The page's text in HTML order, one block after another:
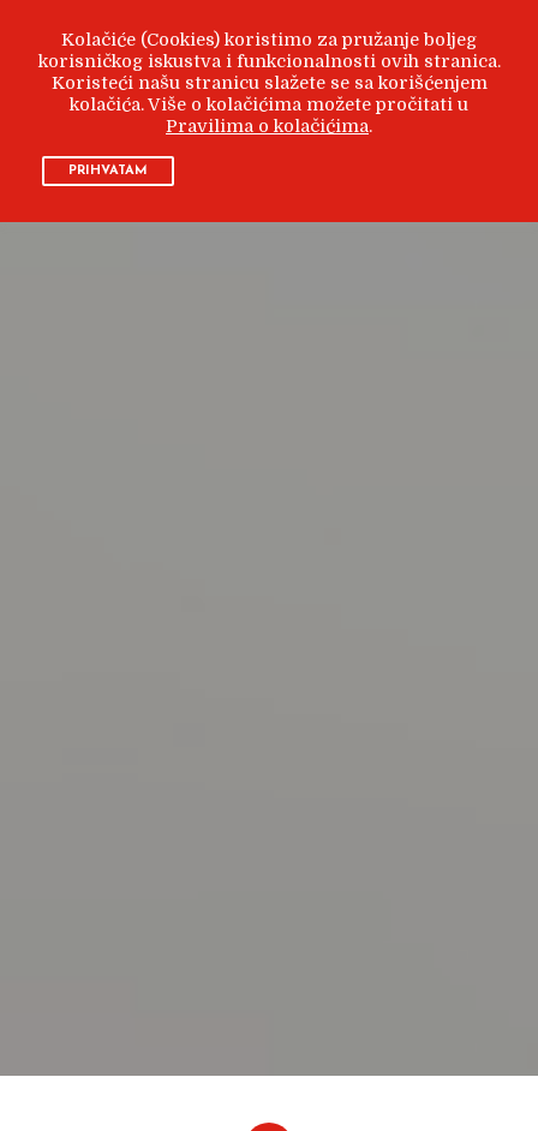
Kolačiće (Cookies) koristimo za pružanje boljeg
korisničkog iskustva i funkcionalnosti ovih stranica.
Koristeći našu stranicu slažete se sa korišćenjem
kolačića. Više o kolačićima možete pročitati u
Pravilima o kolačićima.
PRIHVATAM